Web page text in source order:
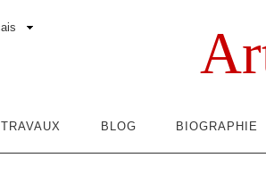
TRAVAUX BLOG BIOGRAPHIE